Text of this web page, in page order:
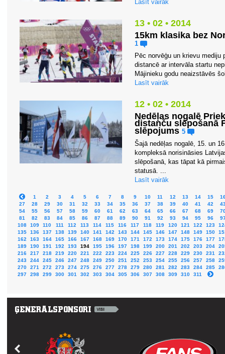
Lasīt vairāk
13 • 02 • 2014
15km klasika bez
1
Pēc norvēģu un krievu
distancē ar intervāla startu
Mājinieku godu neaizstāvēs
Lasīt vairāk
12 • 02 • 2014
Nedēļas nogalē
distanču slēpošanā
slēpojums 5
Šajā nedēļas nogalē, 15. un
kompleksā norisināsies
slēpošanā, kas tāpat kā
statusā. ...
Lasīt vairāk
1 2 3 4 5 6 7 8 9 10 11 12 13 14 15
27
28 29 30 31 32 33 34 35 36 37 38 39 40 41 42
54
55 56 57 58 59 60 61 62 63 64 65 66 67 68 69
81
82 83 84 85 86 87 88 89 90 91 92 93 94 95 96
108
109 110 111 112 113 114 115 116 117 118 119 120 121 122 123
135
136 137 138 139 140 141 142 143 144 145 146 147 148 149 150
162
163 164 165 166 167 168 169 170 171 172 173 174 175 176 177
189
190 191 192 193 194 195 196 197 198 199 200 201 202 203 204
216
217 218 219 220 221 222 223 224 225 226 227 228 229 230 231
243
244 245 246 247 248 249 250 251 252 253 254 255 256 257 258
270
271 272 273 274 275 276 277 278 279 280 281 282 283 284 285
297
298 299 300 301 302 303 304 305 306 307 308 309 310 311